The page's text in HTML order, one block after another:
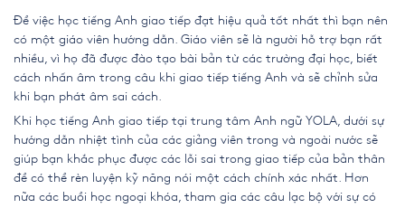
Để việc học tiếng Anh giao tiếp đạt hiệu quả tốt nhất thì bạn nên
có một giáo viên hướng dẫn. Giáo viên sẽ là người hỗ trợ bạn rất
nhiều, vì họ đã được đào tạo bài bản từ các trường đại học, biết
cách nhấn âm trong câu khi giao tiếp tiếng Anh và sẽ chỉnh sửa
khi bạn phát âm sai cách.
Khi học tiếng Anh giao tiếp tại trung tâm Anh ngữ YOLA, dưới sự
hướng dẫn nhiệt tình của các giảng viên trong và ngoài nước sẽ
giúp bạn khắc phục được các lỗi sai trong giao tiếp của bản thân
để có thể rèn luyện kỹ năng nói một cách chính xác nhất. Hơn
nữa các buổi học ngoại khóa, tham gia các câu lạc bộ với sự có